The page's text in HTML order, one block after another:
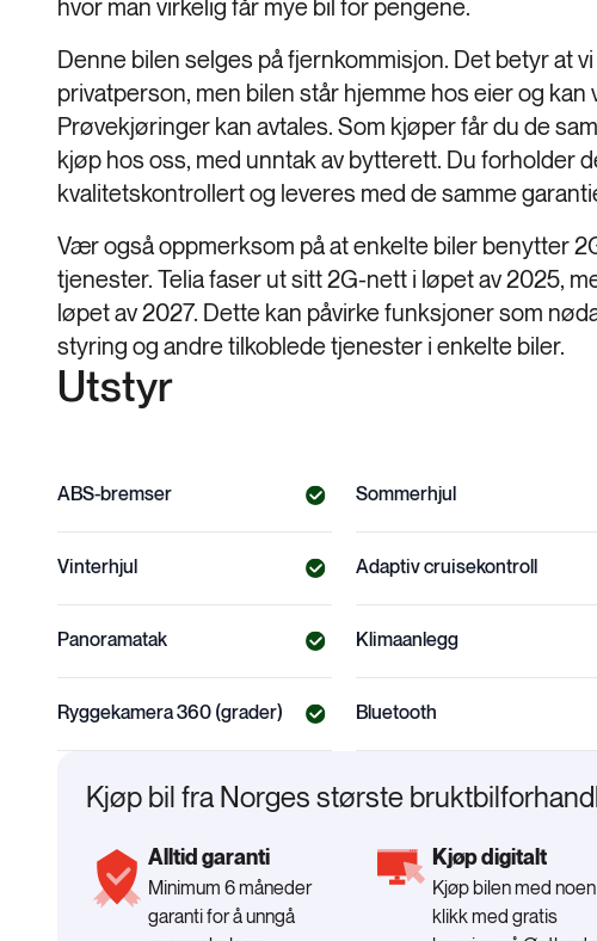
hvor man virkelig får mye bil for pengene.
Denne bilen selges på fjernkommisjon. Det betyr at
privatperson, men bilen står hjemme hos eier og kan
Prøvekjøringer kan avtales. Som kjøper får du de
kjøp hos oss, med unntak av bytterett. Du forholder
kvalitetskontrollert og leveres med de samme
Vær også oppmerksom på at enkelte biler benytter
tjenester. Telia faser ut sitt 2G-nett i løpet av 2025,
løpet av 2027. Dette kan påvirke funksjoner som
styring og andre tilkoblede tjenester i enkelte biler.
Utstyr
ABS-bremser Sommerhjul
Vinterhjul Adaptiv cruisekontroll
Panoramatak Klimaanlegg
Ryggekamera 360 (grader) Bluetooth
Kjøp bil fra Norges største
Alltid garanti
Minimum 6 måneder
garanti for å unngå
Kjøp digitalt
Kjøp bilen med noen
klikk med gratis